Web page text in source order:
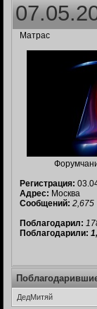
Матрас
Регистрация:
Адрес: Москва
Сообщений: 2,675
Поблагодарил:
Поблагодарили:
ДедМитяй